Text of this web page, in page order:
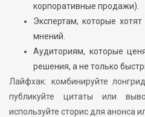
корпоративные продажи).
Экспертам, которые
мнений.
Аудиториям, которые
решения, а не только
Лайфхак: комбинируйте
публикуйте цитаты или
используйте сторис для анонса